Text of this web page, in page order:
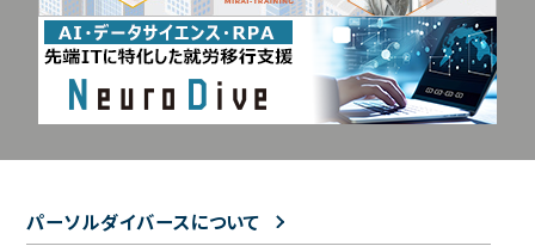
パーソルダイバースについて